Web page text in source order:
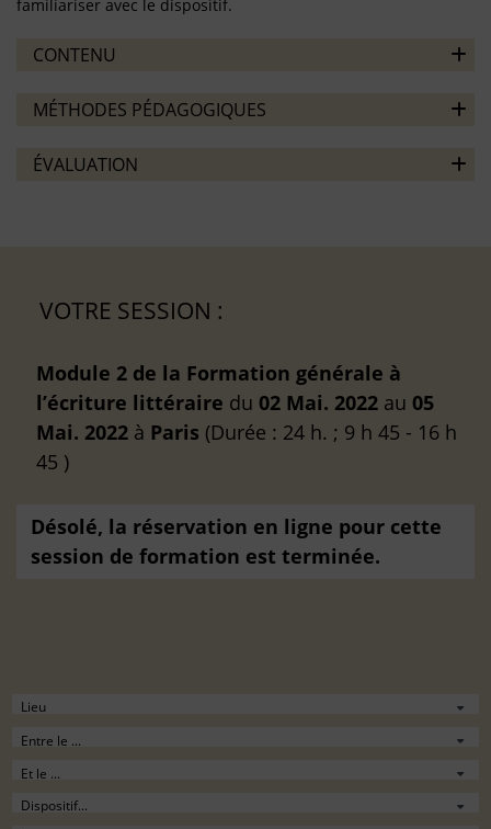
familiariser avec le dispositif.
CONTENU
MÉTHODES PÉDAGOGIQUES
ÉVALUATION
VOTRE SESSION :
Module 2 de la Formation générale à
l’écriture littéraire du 02 Mai. 2022 au 05
Mai. 2022 à Paris (Durée : 24 h. ; 9 h 45 - 16 h
45 )
Désolé, la réservation en ligne pour cette
session de formation est terminée.